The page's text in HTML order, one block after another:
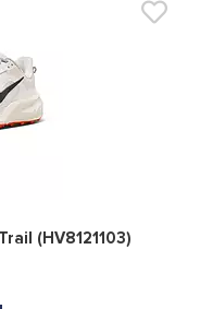
0
(HV8121103)